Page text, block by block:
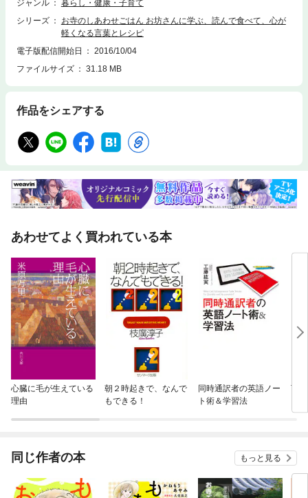
ジャンル
暮らし・健康・子育て
シリーズ
お寺のしあわせごはん お坊さんに学ぶ、読んで食べて、心が
軽くなる言葉とレシピ
電子版配信開始日
2016/10/04
ファイルサイズ
31.18 MB
作品をシェアする
あわせてよく買われている本
心臓に毛が生えている
理由
朝２時起きで、なんで
もできる！
同時通訳者の英語ノー
ト術＆学習法
点
同じ作者の本 もっと見る